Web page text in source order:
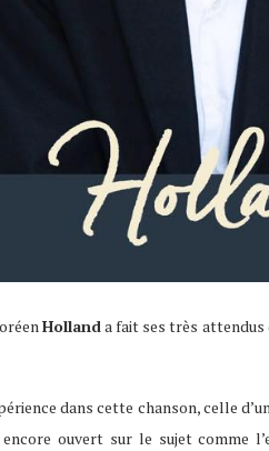
Hollanda fait ses très
dans cette chanson, celle
ouvert sur le sujet comme